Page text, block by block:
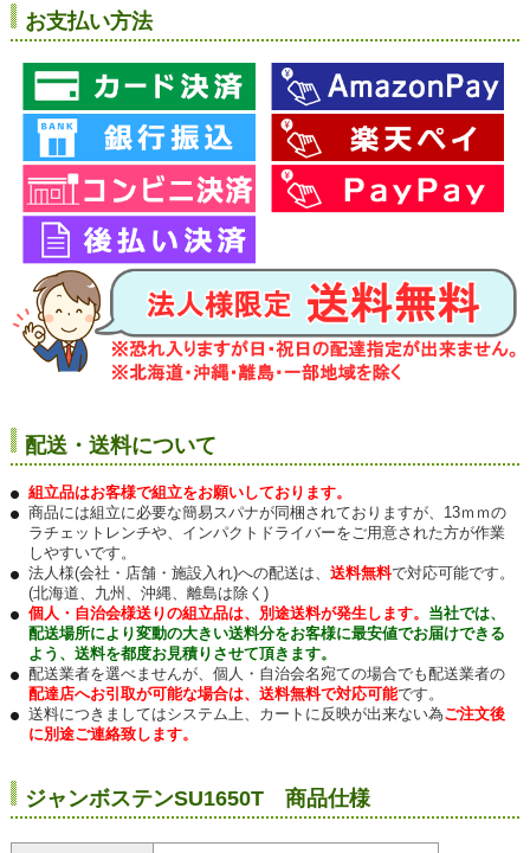
お支払い方法
配送・送料について
組立品はお客様で組立をお願いしております。
商品には組立に必要な簡易スパナが同梱されておりますが、13ｍｍの
ラチェットレンチや、インパクトドライバーをご用意された方が作業
しやすいです。
法人様(会社・店舗・施設入れ)への配送は、 送料無料で対応可能です。
(北海道、九州、沖縄、離島は除く)
個人・自治会様送りの組立品は、別途送料が発生します。 当社では、
配送場所により変動の大きい送料分をお客様に最安値でお届けできる
よう、送料を都度お見積りさせて頂きます。
配送業者を選べませんが、個人・自治会名宛ての場合でも配送業者の
配達店へお引取が可能な場合は、送料無料で対応可能です。
送料につきましてはシステム上、カートに反映が出来ない為ご注文後
に別途ご連絡致します。
ジャンボステンSU1650T 商品仕様